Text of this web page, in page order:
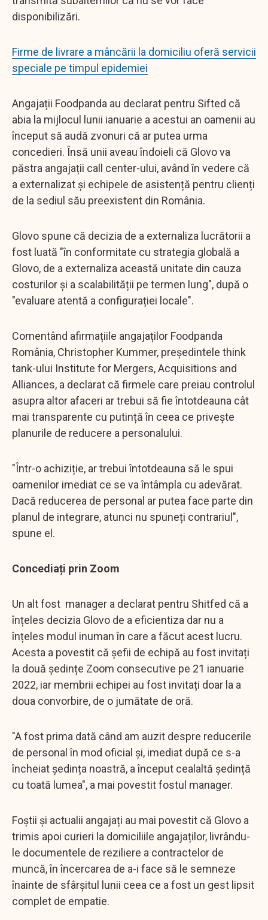
disponibilizări.
Firme de livrare a mâncării la domiciliu oferă servicii
speciale pe timpul epidemiei
Angajații Foodpanda au declarat pentru Sifted că
abia la mijlocul lunii ianuarie a acestui an oamenii au
început să audă zvonuri că ar putea urma
concedieri. Însă unii aveau îndoieli că Glovo va
păstra angajații call center-ului, având în vedere că
a externalizat și echipele de asistență pentru clienți
de la sediul său preexistent din România.
Glovo spune că decizia de a externaliza lucrătorii a
fost luată "în conformitate cu strategia globală a
Glovo, de a externaliza această unitate din cauza
costurilor și a scalabilității pe termen lung", după o
"evaluare atentă a configurației locale".
Comentând afirmațiile angajaților Foodpanda
România, Christopher Kummer, președintele think
tank-ului Institute for Mergers, Acquisitions and
Alliances, a declarat că firmele care preiau controlul
asupra altor afaceri ar trebui să fie întotdeauna cât
mai transparente cu putință în ceea ce privește
planurile de reducere a personalului.
"Într-o achiziție, ar trebui întotdeauna să le spui
oamenilor imediat ce se va întâmpla cu adevărat.
Dacă reducerea de personal ar putea face parte din
planul de integrare, atunci nu spuneți contrariul",
spune el.
Concediați prin Zoom
Un alt fost manager a declarat pentru Shitfed că a
înțeles decizia Glovo de a eficientiza dar nu a
înțeles modul inuman în care a făcut acest lucru.
Acesta a povestit că șefii de echipă au fost invitați
la două ședințe Zoom consecutive pe 21 ianuarie
2022, iar membrii echipei au fost invitați doar la a
doua convorbire, de o jumătate de oră.
"A fost prima dată când am auzit despre reducerile
de personal în mod oficial și, imediat după ce s-a
încheiat ședința noastră, a început cealaltă ședință
cu toată lumea", a mai povestit fostul manager.
Foștii și actualii angajați au mai povestit că Glovo a
trimis apoi curieri la domiciliile angajaților, livrându-
le documentele de reziliere a contractelor de
muncă, în încercarea de a-i face să le semneze
înainte de sfârșitul lunii ceea ce a fost un gest lipsit
complet de empatie.